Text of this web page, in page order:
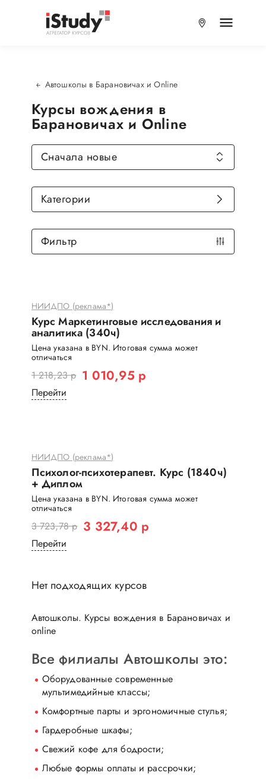
Автошколы в Барановичах и Online
Курсы вождения в
Барановичах и Online
НИИДПО (реклама*)
Курс Маркетинговые исследования и
аналитика (340ч)
Цена указана в BYN. Итоговая сумма может
отличаться
1 218,23 р 1 010,95 р
Перейти
НИИДПО (реклама*)
Психолог-психотерапевт. Курс (1840ч)
+ Диплом
Цена указана в BYN. Итоговая сумма может
отличаться
3 723,78 р 3 327,40 р
Перейти
Нет подходящих курсов
Автошколы. Курсы вождения в Барановичах и
online
Все филиалы Автошколы это:
Оборудованные современные
мультимедийные классы;
Комфортные парты и эргономичные стулья;
Гардеробные шкафы;
Свежий кофе для бодрости;
Любые формы оплаты и рассрочки;
Сначала новые
Категории
Фильтр